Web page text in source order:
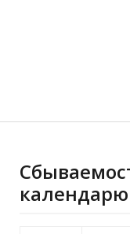
календарю